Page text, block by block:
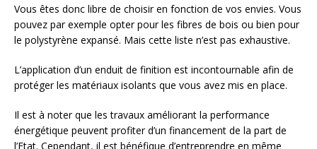
Vous êtes donc libre de choisir en fonction de vos envies. Vous
pouvez par exemple opter pour les fibres de bois ou bien pour
le polystyrène expansé. Mais cette liste n’est pas exhaustive.
L’application d’un enduit de finition est incontournable afin de
protéger les matériaux isolants que vous avez mis en place.
Il est à noter que les travaux améliorant la performance
énergétique peuvent profiter d’un financement de la part de
l’Etat. Cependant, il est bénéfique d’entreprendre en même